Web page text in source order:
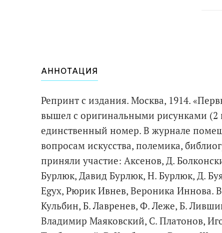
АННОТАЦИЯ
Репринт с издания. Москва, 1914.
вышел с оригинальными рисунками (2
единственный номер. В журнале
вопросам искусства, полемика,
приняли участие: Аксенов, Д.
Бурлюк, Давид Бурлюк, Н. Бурлюк, Д.
Egyx, Рюрик Ивнев, Вероника Иннова.
Кульбин, Б. Лавренев, Ф. Леже, Б.
Владимир Маяковский, С. Платонов,